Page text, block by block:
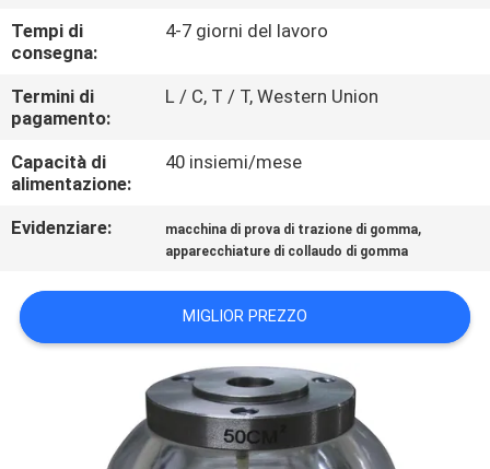
CONTATTICI
NOTIZIE
RICHIEDA
UNA
VR
SITEMAP
Tempi di
consegna:
4-7 giorni del lavoro
Termini di
pagamento:
L / C, T / T, Western Union
Capacità di
alimentazione:
40 insiemi/mese
Evidenziare: macchina di prova di trazione di gomma,
apparecchiature di collaudo di gomma
MIGLIOR PREZZO